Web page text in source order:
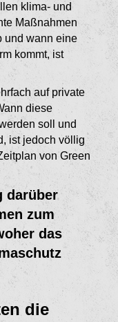
klima- und
Maßnahmen
und wann eine
kommt, ist
auf private
diese
soll und
ist jedoch völlig
von Green
darüber
zum
das
die